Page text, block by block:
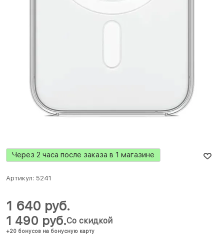
Через 2 часа после заказа в 1 магазине
Артикул: 5241
1 490 руб.
+20 бонусов на бонусную карту
Со скидкой
1 640 руб.